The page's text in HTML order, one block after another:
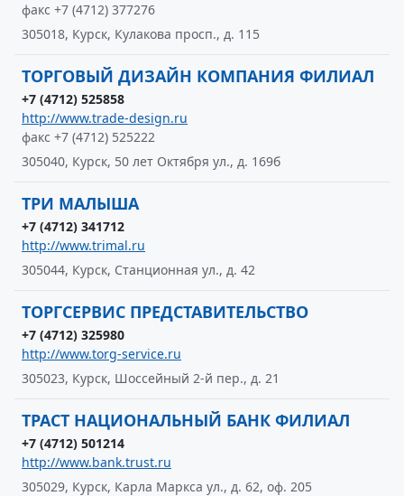
факс +7 (4712) 377276
305018, Курск, Кулакова просп., д. 115
ТОРГОВЫЙ ДИЗАЙН КОМПАНИЯ ФИЛИАЛ
+7 (4712) 525858
http://www.trade-design.ru
факс +7 (4712) 525222
305040, Курск, 50 лет Октября ул., д. 169б
ТРИ МАЛЫША
+7 (4712) 341712
http://www.trimal.ru
305044, Курск, Станционная ул., д. 42
ТОРГСЕРВИС ПРЕДСТАВИТЕЛЬСТВО
+7 (4712) 325980
http://www.torg-service.ru
305023, Курск, Шоссейный 2-й пер., д. 21
ТРАСТ НАЦИОНАЛЬНЫЙ БАНК ФИЛИАЛ
+7 (4712) 501214
http://www.bank.trust.ru
305029, Курск, Карла Маркса ул., д. 62, оф. 205